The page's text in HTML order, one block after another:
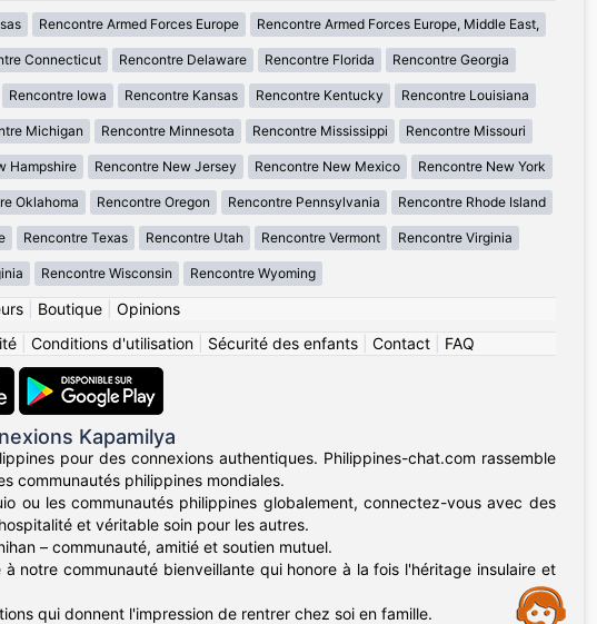
Rencontre Armed Forces Europe Rencontre Armed Forces Europe, Middle East,
Connecticut Rencontre Delaware Rencontre Florida Rencontre Georgia
Rencontre Iowa Rencontre Kansas Rencontre Kentucky Rencontre Louisiana
Michigan Rencontre Minnesota Rencontre Mississippi Rencontre Missouri
Hampshire Rencontre New Jersey Rencontre New Mexico Rencontre New York
Oklahoma Rencontre Oregon Rencontre Pennsylvania Rencontre Rhode Island
Rencontre Texas Rencontre Utah Rencontre Vermont Rencontre Virginia
Rencontre Wisconsin Rencontre Wyoming
| Boutique| Opinions
| Conditions d'utilisation| Sécurité des enfants| Contact| FAQ
Kapamilya
pour des connexions authentiques. Philippines-chat.com rassemble
communautés philippines mondiales.
ou les communautés philippines globalement, connectez-vous avec des
et véritable soin pour les autres.
– communauté, amitié et soutien mutuel.
notre communauté bienveillante qui honore à la fois l'héritage insulaire et
qui donnent l'impression de rentrer chez soi en famille.